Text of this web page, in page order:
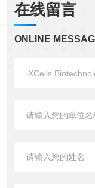
在线留言
ONLINE